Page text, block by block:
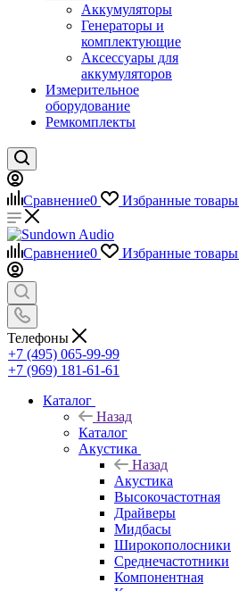
Аккумуляторы
Генераторы и
комплектующие
Аксессуары для
аккумуляторов
Измерительное
оборудование
Ремкомплекты
Сравнение0 Избранные товары
Сравнение0 Избранные товары
Телефоны
+7 (495) 065-99-99
+7 (969) 181-61-61
Каталог
Назад
Каталог
Акустика
Назад
Акустика
Высокочастотная
Драйверы
Мидбасы
Широкополосники
Среднечастотники
Компонентная